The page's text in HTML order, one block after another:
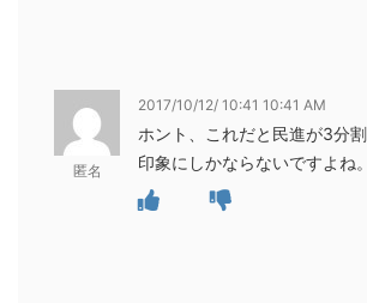
匿名
2017/10/12/ 10:41 10:41 AM
ホント、これだと民進が3分
印象にしかならないですよね。